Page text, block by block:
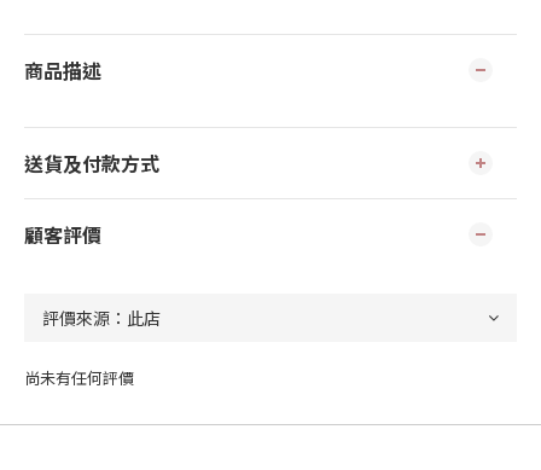
商品描述
送貨及付款方式
顧客評價
尚未有任何評價